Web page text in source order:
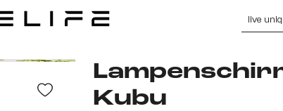
Kubu